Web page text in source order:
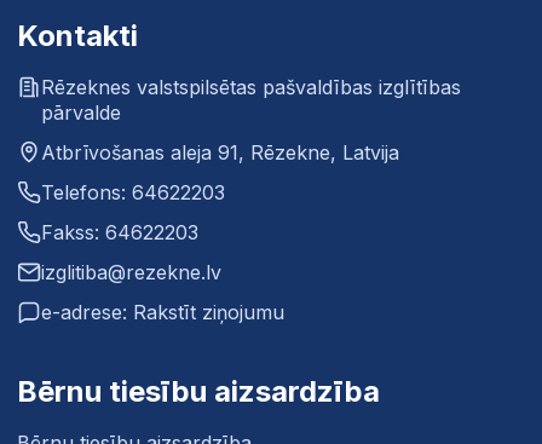
Kontakti
Rēzeknes valstspilsētas pašvaldības izglītības
pārvalde
Atbrīvošanas aleja 91, Rēzekne, Latvija
Telefons: 64622203
Fakss: 64622203
izglitiba@rezekne.lv
e-adrese: Rakstīt ziņojumu
Bērnu tiesību aizsardzība